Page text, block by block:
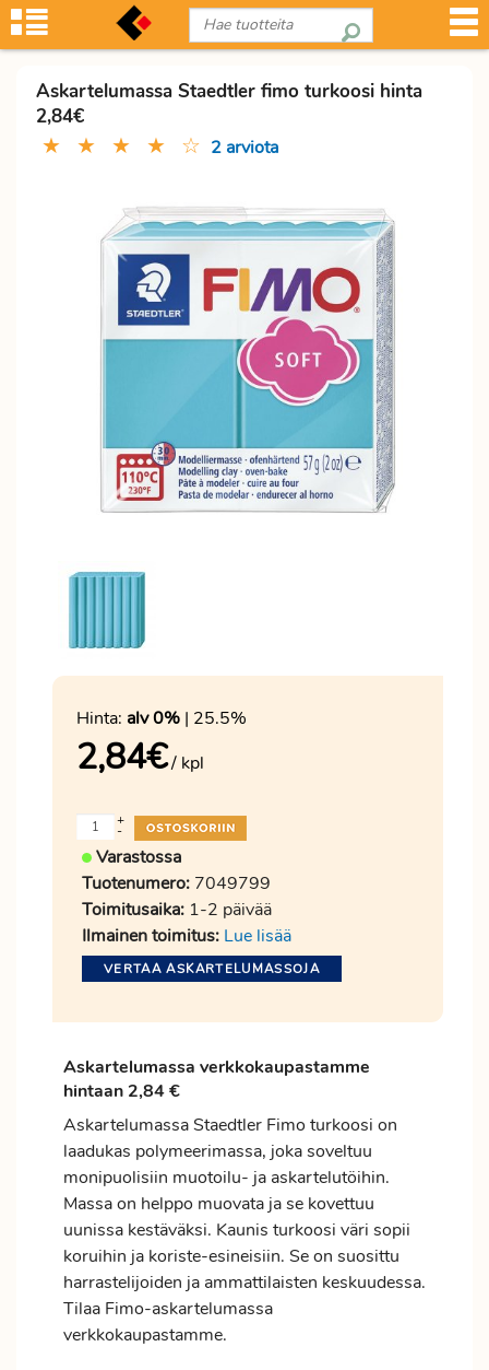
Askartelumassa Staedtler fimo turkoosi hinta
2,84€
★ ★ ★ ★ ☆ 2 arviota
Hinta: alv 0% | 25.5%
2,84€/ kpl
-
+
Varastossa
Tuotenumero: 7049799
Toimitusaika: 1-2 päivää
Ilmainen toimitus: Lue lisää
VERTAA ASKARTELUMASSOJA
Askartelumassa verkkokaupastamme
hintaan 2,84 €
Askartelumassa Staedtler Fimo turkoosi on
laadukas polymeerimassa, joka soveltuu
monipuolisiin muotoilu- ja askartelutöihin.
Massa on helppo muovata ja se kovettuu
uunissa kestäväksi. Kaunis turkoosi väri sopii
koruihin ja koriste-esineisiin. Se on suosittu
harrastelijoiden ja ammattilaisten keskuudessa.
Tilaa Fimo-askartelumassa
verkkokaupastamme.